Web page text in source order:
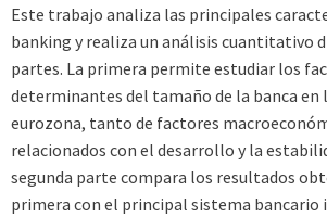
Este trabajo analiza las principales
banking y realiza un análisis cuantitativo
partes. La primera permite estudiar los
determinantes del tamaño de la banca en
eurozona, tanto de factores
relacionados con el desarrollo y la
segunda parte compara los resultados
primera con el principal sistema bancario